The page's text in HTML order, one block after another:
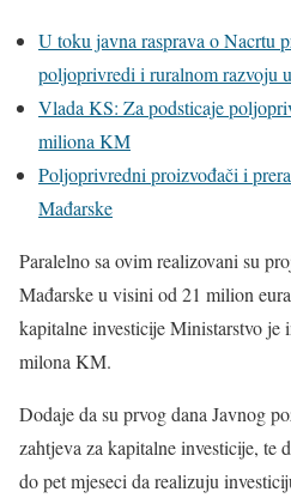
U toku javna rasprava o Nacrtu
poljoprivredi i ruralnom razvoju
Vlada KS: Za podsticaje
miliona KM
Poljoprivredni proizvođači i
Mađarske
Paralelno sa ovim realizovani su
Mađarske u visini od 21 milion
kapitalne investicije Ministarstvo je
milona KM.
Dodaje da su prvog dana Javnog
zahtjeva za kapitalne investicije,
do pet mjeseci da realizuju